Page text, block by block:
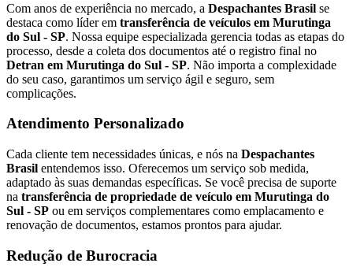
Com anos de experiência no mercado, a Despachantes Brasil se
destaca como líder em transferência de veículos em Murutinga
do Sul - SP. Nossa equipe especializada gerencia todas as etapas do
processo, desde a coleta dos documentos até o registro final no
Detran em Murutinga do Sul - SP. Não importa a complexidade
do seu caso, garantimos um serviço ágil e seguro, sem
complicações.
Atendimento Personalizado
Cada cliente tem necessidades únicas, e nós na Despachantes
Brasil entendemos isso. Oferecemos um serviço sob medida,
adaptado às suas demandas específicas. Se você precisa de suporte
na transferência de propriedade de veículo em Murutinga do
Sul - SP ou em serviços complementares como emplacamento e
renovação de documentos, estamos prontos para ajudar.
Redução de Burocracia